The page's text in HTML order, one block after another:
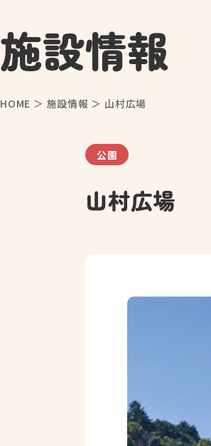
施設情報
HOME ＞ 施設情報 ＞ 山村広場
公園
山村広場